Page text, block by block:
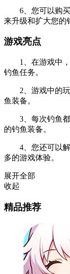
6、您可以购买
来升级和扩大您的
游戏亮点
1、在游戏中，
钓鱼任务。
2、游戏中的玩
鱼装备。
3、每次钓鱼都
的钓鱼装备。
4、您还可以解
多的游戏体验。
展开全部
收起
精品推荐